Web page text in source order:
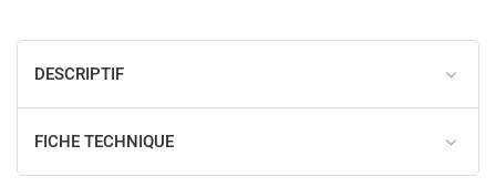
DESCRIPTIF
FICHE TECHNIQUE